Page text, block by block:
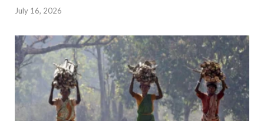
July 16, 2026